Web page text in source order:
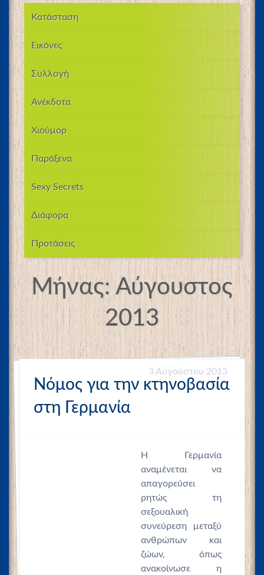
Κατάσταση
Εικόνες
Συλλογή
Ανέκδοτα
Χιούμορ
Παράξενα
Sexy Secrets
Διάφορα
Προτάσεις
Μήνας:Αύγουστος
2013
3 Αυγούστου 2013
Nόμος για την κτηνοβασία
στη Γερμανία
Η Γερμανία
αναμένεται να
απαγορεύσει
ρητώς τη
σεξουαλική
συνεύρεση μεταξύ
ανθρώπων και
ζώων, όπως
ανακοίνωσε η